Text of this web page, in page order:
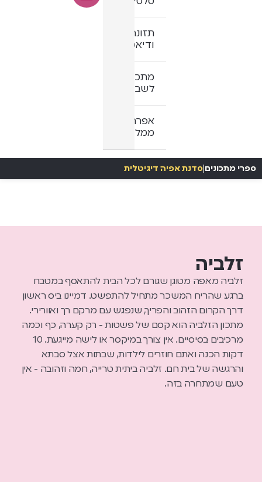
תזונה
ודיאטה
מתכונים
לשבת
אפרת
ממליצה
ספרי מתכונים סדנת אפיה דיגיטלית
זלביה
זלביה מאפה מטוגן שגורם לכל הבית להתאסף במטבח
ברגע שהריח המשכר מתחיל להתפשט. דמיינו ביס ראשון
דרך הקרום הזהוב והפריך, שנפגש עם מרקם רך ואוורירי.
מתכון הזלביה הוא קסם של פשטות - רק קערה, כף וכמה
מרכיבים בסיסיים. אין צורך במיקסר או לישה מייגעת. 10
דקות הכנה ואתם חוזרים לילדות, שבתות אצל סבתא
והרגשה של בית חם. זלביה ביתית טרייה, חמה וזהובה - אין
טעם שמתחרה בזה.